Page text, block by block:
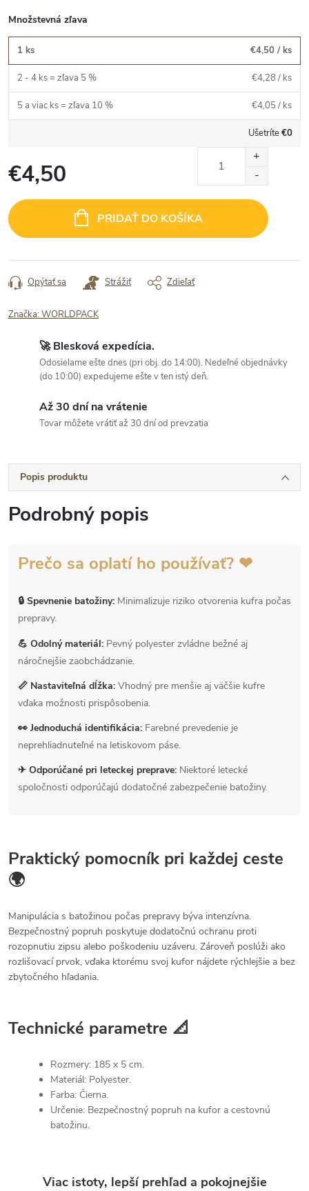
Množstevná zľava
1 ks €4,50 / ks
2 - 4 ks = zľava 5 % €4,28 / ks
5 a viac ks = zľava 10 % €4,05 / ks
Ušetríte€0
€4,50
cena:
PRIDAŤ DO KOŠÍKA
Opýtať sa Strážiť Zdieľať
Značka:WORLDPACK
🚀 Blesková expedícia.
Odosielame ešte dnes (pri obj. do 14:00). Nedeľné objednávky
(do 10:00) expedujeme ešte v ten istý deň.
Až 30 dní na vrátenie
Tovar môžete vrátiť až 30 dní od prevzatia
Popis produktu
Podrobný popis
Prečo sa oplatí ho používať? ❤
🔒 Spevnenie batožiny: Minimalizuje riziko otvorenia kufra počas
prepravy.
💪 Odolný materiál: Pevný polyester zvládne bežné aj
náročnejšie zaobchádzanie.
📏 Nastaviteľná dĺžka: Vhodný pre menšie aj väčšie kufre
vďaka možnosti prispôsobenia.
👀 Jednoduchá identifikácia: Farebné prevedenie je
neprehliadnuteľné na letiskovom páse.
✈ Odporúčané pri leteckej preprave: Niektoré letecké
spoločnosti odporúčajú dodatočné zabezpečenie batožiny.
Praktický pomocník pri každej ceste
🌍
Manipulácia s batožinou počas prepravy býva intenzívna.
Bezpečnostný popruh poskytuje dodatočnú ochranu proti
rozopnutiu zipsu alebo poškodeniu uzáveru. Zároveň poslúži ako
rozlišovací prvok, vďaka ktorému svoj kufor nájdete rýchlejšie a bez
zbytočného hľadania.
Technické parametre 📐
Rozmery: 185 x 5 cm.
Materiál: Polyester.
Farba: Čierna.
Určenie: Bezpečnostný popruh na kufor a cestovnú
batožinu.
Viac istoty, lepší prehľad a pokojnejšie